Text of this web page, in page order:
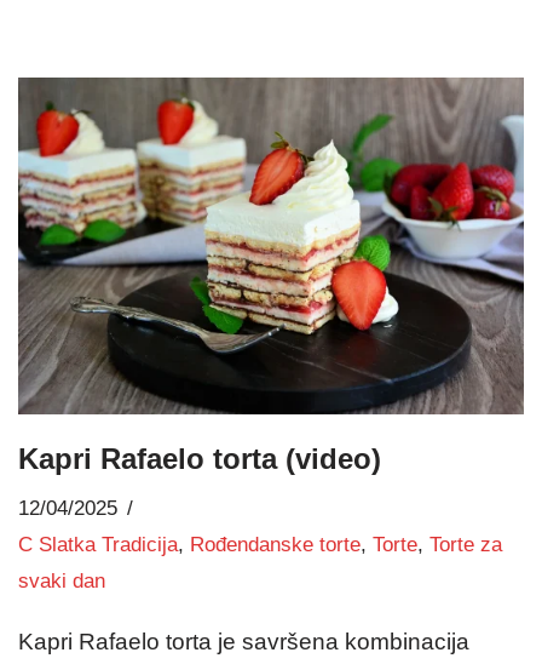
Kapri Rafaelo torta (video)
12/04/2025
C Slatka Tradicija, Rođendanske torte, Torte, Torte za
svaki dan
Kapri Rafaelo torta je savršena kombinacija